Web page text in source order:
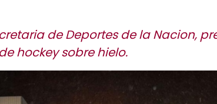
de Deportes de la Nacion,
hockey sobre hielo.